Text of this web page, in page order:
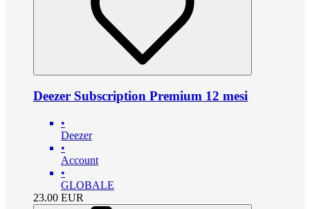
Deezer Subscription Premium 12 mesi
•
Deezer
•
Account
•
GLOBALE
23.00 EUR